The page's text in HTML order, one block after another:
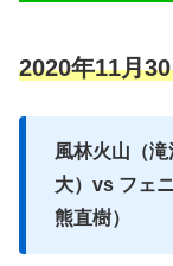
2020年11月
風林火山（
大）vs フェ
熊直樹）